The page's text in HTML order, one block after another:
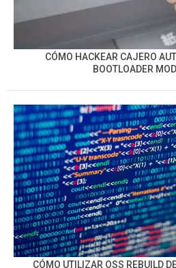
CÓMO HACKEAR CAJERO
BOOTLOADER
CÓMO UTILIZAR OSS REBUILD